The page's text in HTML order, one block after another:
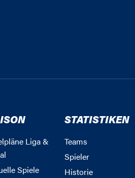
Liga &
Spiele
STATISTIKEN
Teams
Spieler
Historie